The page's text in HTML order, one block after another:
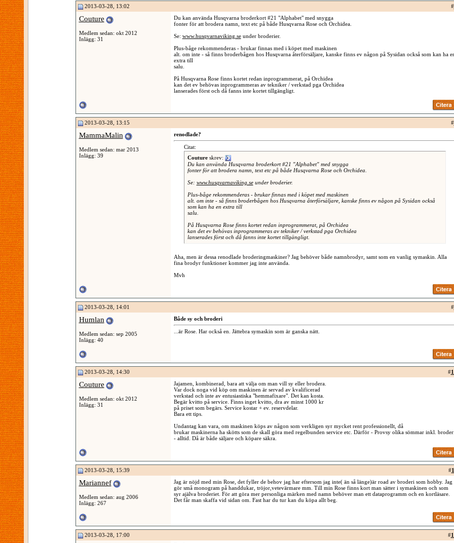
2013-03-28, 13:02 #
Couture
Medlem sedan: okt 2012
Inlägg: 31
Du kan använda Husqvarna broderkort #21 "Alphabet" med snygga
fonter för att brodera namn, text etc på både Husqvarna Rose och Orchidea.
Se: www.husqvarnaviking.seunder broderier.
Plus-båge rekommenderas - brukar finnas med i köpet med maskinen
alt. om inte - så finns broderbågen hos Husqvarna återförsäljare, kanske finns ev någon på Sysidan också som kan ha
extra till
salu.
På Husqvarna Rose finns kortet redan inprogrammerat, på Orchidea
kan det ev behövas inprogrammeras av tekniker / verkstad pga Orchidea
lanserades först och då fanns inte kortet tillgängligt.
2013-03-28, 13:15 #
MammaMalin
Medlem sedan: mar 2013
Inlägg: 39
renodlade?
Citat:
Coutureskrev:
Du kan använda Husqvarna broderkort #21 "Alphabet" med snygga
fonter för att brodera namn, text etc på både Husqvarna Rose och Orchidea.
Se: www.husqvarnaviking.seunder broderier.
Plus-båge rekommenderas - brukar finnas med i köpet med maskinen
alt. om inte - så finns broderbågen hos Husqvarna återförsäljare, kanske finns ev någon på Sysidan också
som kan ha en extra till
salu.
På Husqvarna Rose finns kortet redan inprogrammerat, på Orchidea
kan det ev behövas inprogrammeras av tekniker / verkstad pga Orchidea
lanserades först och då fanns inte kortet tillgängligt.
Aha, men är dessa renodlade broderingmaskiner? Jag behöver både namnbrodyr, samt som en vanlig symaskin. Alla
fina brodyr funktioner kommer jag inte använda.
Mvh
2013-03-28, 14:01 #
Humlan
Medlem sedan: sep 2005
Inlägg: 40
Både sy och broderi
...är Rose. Har också en. Jättebra symaskin som är ganska nätt.
2013-03-28, 14:30 #
Couture
Medlem sedan: okt 2012
Inlägg: 31
Jajamen, kombinerad, bara att välja om man vill sy eller brodera.
Var dock noga vid köp om maskinen är servad av kvalificerad
verkstad och inte av entusiastiska "hemmafixare". Det kan kosta.
Begär kvitto på service. Finns inget kvitto, dra av minst 1000 kr
på priset som begärs. Service kostar + ev. reservdelar.
Bara ett tips.
Undantag kan vara, om maskinen köps av någon som verkligen syr mycket rent professionellt, då
brukar maskinerna ha skötts som de skall göra med regelbunden service etc. Därför - Provsy olika sömmar inkl.
- alltid. Då är både säljare och köpare säkra.
2013-03-28, 15:39 #
Mariannef
Medlem sedan: aug 2006
Inlägg: 267
Jag är nöjd med min Rose, det fyller de behov jag har eftersom jag inte( än så länge)är road av broderi som hobby. Jag
gör små monogram på handdukar, tröjor,vetevärmare mm. Till min Rose finns kort man sätter i symaskinen och som
syr ajälva broderiet. För att göra mer personliga märken med namn behöver man ett dataprogramm och en kortläsare.
Det får man skaffa vid sidan om. Fast har du tur kan du köpa allt beg.
2013-03-28, 17:00 #